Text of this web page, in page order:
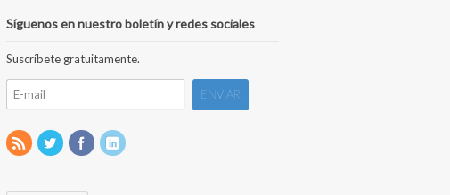
Síguenos en nuestro boletín y redes sociales
Suscríbete gratuitamente.